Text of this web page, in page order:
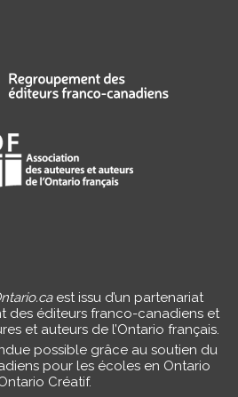
est issu d’un partenariat
des éditeurs franco-canadiens et
et auteurs de l’Ontario français.
possible grâce au soutien du
pour les écoles en Ontario
Créatif.